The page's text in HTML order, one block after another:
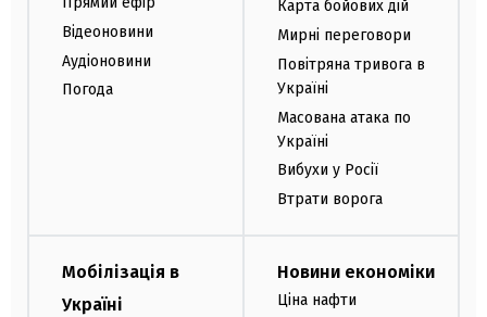
Відеоновини
Аудіоновини
Погода
Карта бойових дій
Мирні переговори
Повітряна тривога в
Україні
Масована атака по
Україні
Вибухи у Росії
Втрати ворога
Мобілізація в
Україні
Новини економіки
Ціна нафти